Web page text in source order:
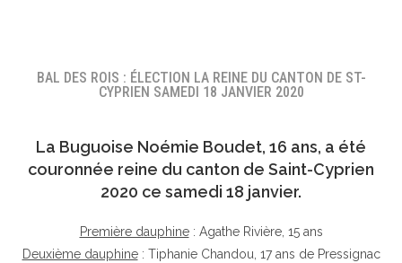
BAL DES ROIS : ÉLECTION LA REINE DU CANTON DE ST-
CYPRIEN SAMEDI 18 JANVIER 2020
La Buguoise Noémie Boudet, 16 ans, a été
couronnée reine du canton de Saint-Cyprien
2020 ce samedi 18 janvier.
Première dauphine: Agathe Rivière, 15 ans
Deuxième dauphine: Tiphanie Chandou, 17 ans de Pressignac